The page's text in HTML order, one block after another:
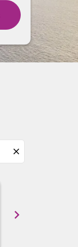
close
chevron_right